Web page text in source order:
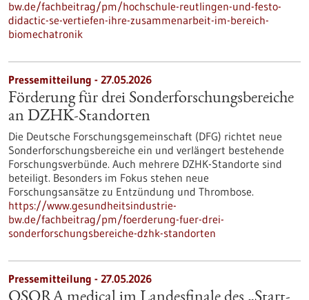
bw.de/fachbeitrag/pm/hochschule-reutlingen-und-festo-
didactic-se-vertiefen-ihre-zusammenarbeit-im-bereich-
biomechatronik
Pressemitteilung - 27.05.2026
Förderung für drei Sonderforschungsbereiche
an DZHK-Standorten
Die Deutsche Forschungsgemeinschaft (DFG) richtet neue
Sonderforschungsbereiche ein und verlängert bestehende
Forschungsverbünde. Auch mehrere DZHK-Standorte sind
beteiligt. Besonders im Fokus stehen neue
Forschungsansätze zu Entzündung und Thrombose.
https://www.gesundheitsindustrie-
bw.de/fachbeitrag/pm/foerderung-fuer-drei-
sonderforschungsbereiche-dzhk-standorten
Pressemitteilung - 27.05.2026